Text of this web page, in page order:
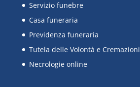
Servizio funebre
Casa funeraria
Previdenza funeraria
Tutela delle Volontà e Cremazioni
Necrologie online